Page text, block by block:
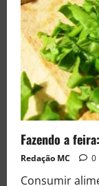
Fazendo a
Redação MC 0
Consumir